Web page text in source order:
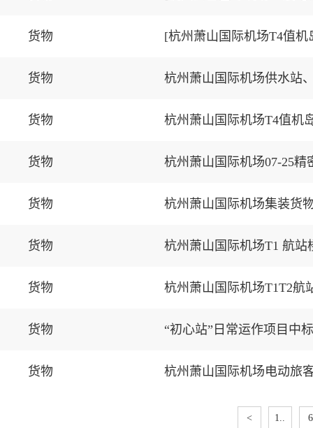
货物 [杭州萧山国际机场T4值
货物 杭州萧山国际机场供水站
货物 杭州萧山国际机场T4值机
货物
货物 杭州萧山国际机场集装货
货物 杭州萧山国际机场T1 航
货物 杭州萧山国际机场T1T2航
货物 “初心站”日常运作项目中
货物 杭州萧山国际机场电动旅
< 1.. 6